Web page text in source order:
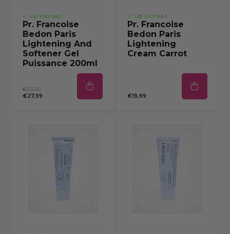
Op voorraad
Pr. Francoise
Bedon Paris
Lightening And
Softener Gel
Puissance 200ml
€33,00
€27,99
Op voorraad
Pr. Francoise
Bedon Paris
Lightening
Cream Carrot
€19,99